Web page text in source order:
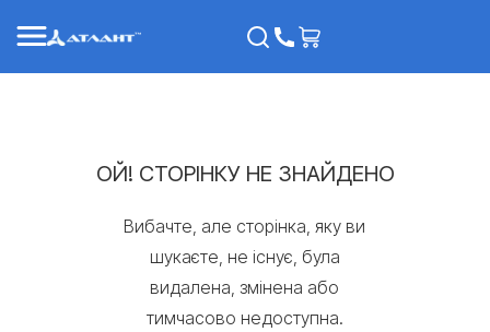
ОЙ! СТОРІНКУ НЕ ЗНАЙДЕНО
Вибачте, але сторінка, яку ви
шукаєте, не існує, була
видалена, змінена або
тимчасово недоступна.